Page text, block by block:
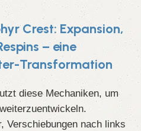
Crest: Expansion,
– eine
Transformation
diese Mechaniken, um
Verschiebungen nach links